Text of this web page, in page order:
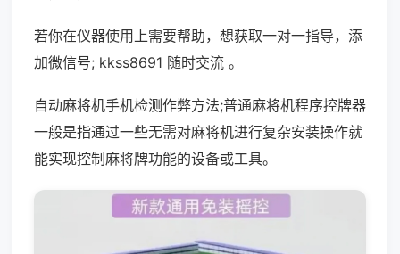
若你在仪器使用上需要帮助，想获取一对一指导，添
加微信号; kkss8691 随时交流 。
自动麻将机手机检测作弊方法;普通麻将机程序控牌器
一般是指通过一些无需对麻将机进行复杂安装操作就
能实现控制麻将牌功能的设备或工具。